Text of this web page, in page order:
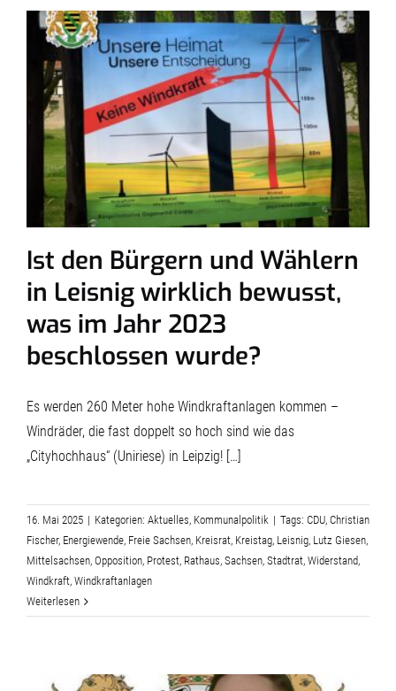
Ist den Bürgern und Wählern
in Leisnig wirklich bewusst,
was im Jahr 2023
beschlossen wurde?
Es werden 260 Meter hohe Windkraftanlagen kommen –
Windräder, die fast doppelt so hoch sind wie das
„Cityhochhaus“ (Uniriese) in Leipzig! […]
16. Mai 2025 | Kategorien: Aktuelles, Kommunalpolitik | Tags: CDU, Christian
Fischer, Energiewende, Freie Sachsen, Kreisrat, Kreistag, Leisnig, Lutz Giesen,
Mittelsachsen, Opposition, Protest, Rathaus, Sachsen, Stadtrat, Widerstand,
Windkraft, Windkraftanlagen
Weiterlesen